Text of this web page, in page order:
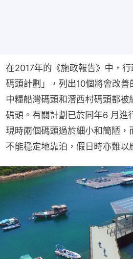
在2017年的《施政報告》中，
碼頭計劃」，列出10個將會改
中糧船灣碼頭和滘西村碼頭都被
碼頭。有關計劃已於同年6 月進
現時兩個碼頭過於細小和簡陋，
不能穩定地靠泊，假日時亦難以